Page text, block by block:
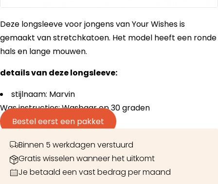
Deze longsleeve voor jongens van Your Wishes is
gemaakt van stretchkatoen. Het model heeft een ronde
hals en lange mouwen.
details van deze longsleeve:
stijlnaam: Marvin
Was instructies: Wasbaar op 30 graden
Bestel eerst een pakket
Binnen 5 werkdagen verstuurd
Gratis wisselen wanneer het uitkomt
Je betaald een vast bedrag per maand